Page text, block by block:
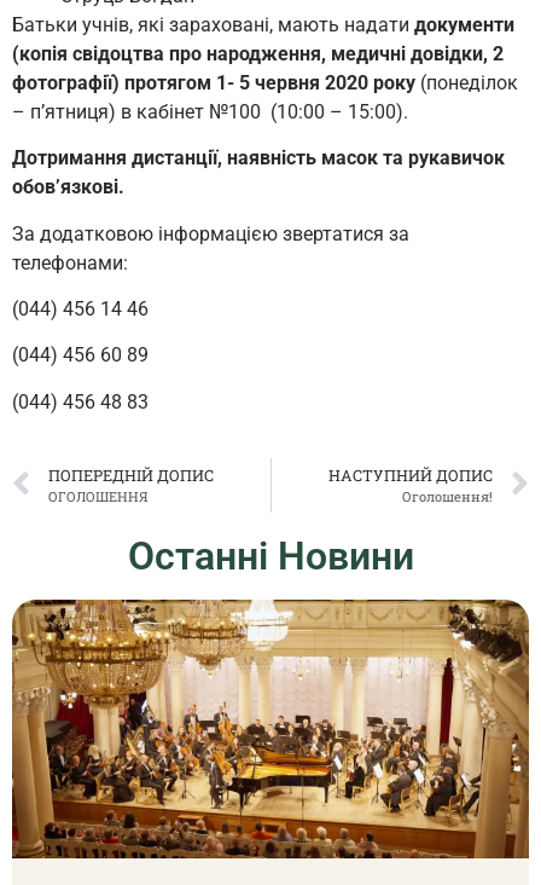
Батьки учнів, які зараховані, мають надати документи
(копія свідоцтва про народження, медичні довідки, 2
фотографії) протягом 1- 5 червня 2020 року (понеділок
– п’ятниця) в кабінет №100 (10:00 – 15:00).
Дотримання дистанції, наявність масок та рукавичок
обов’язкові.
За додатковою інформацією звертатися за
телефонами:
(044) 456 14 46
(044) 456 60 89
(044) 456 48 83
ПОПЕРЕДНІЙ ДОПИС
ОГОЛОШЕННЯ
НАСТУПНИЙ ДОПИС
Оголошення!
Останні Новини